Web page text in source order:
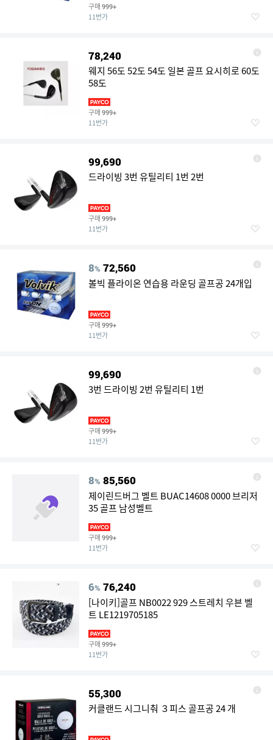
구매 999+
11번가
78,240
웨지 56도 52도 54도 일본 골프 요시히로 60도
58도
구매 999+
11번가
99,690
드라이빙 3번 유틸리티 1번 2번
구매 999+
11번가
8% 72,560
볼빅 플라이온 연습용 라운딩 골프공 24개입
구매 999+
11번가
99,690
3번 드라이빙 2번 유틸리티 1번
구매 999+
11번가
8% 85,560
제이린드버그 벨트 BUAC14608 0000 브리저
35 골프 남성벨트
구매 999+
11번가
6% 76,240
[나이키]골프 NB0022 929 스트레치 우븐 벨
트 LE1219705185
구매 999+
11번가
55,300
커클랜드 시그니춰 ３피스 골프공 24 개